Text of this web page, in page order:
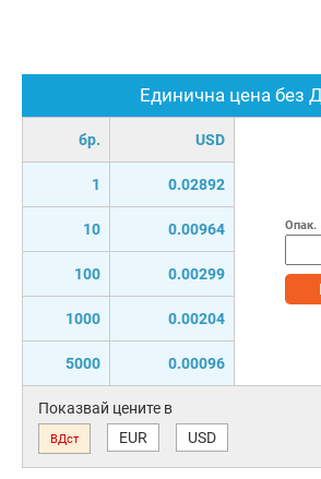
Единична цена без
бр. USD
1 0.02892
10 0.00964
100 0.00299
1000 0.00204
5000 0.00096
Опак.
Показвай цените в
ВДст EUR USD